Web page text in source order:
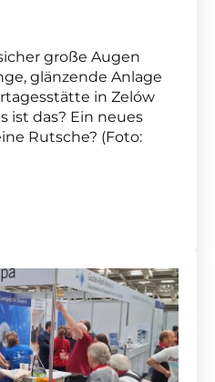
große Augen
glänzende Anlage
in Zelów
ist das? Ein neues
Rutsche? (Foto: